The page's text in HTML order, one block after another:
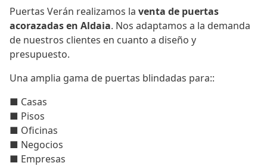
Puertas Verán realizamos la venta de puertas
acorazadas en Aldaia. Nos adaptamos a la demanda
de nuestros clientes en cuanto a diseño y
presupuesto.
Una amplia gama de puertas blindadas para::
■ Casas
■ Pisos
■ Oficinas
■ Negocios
■ Empresas